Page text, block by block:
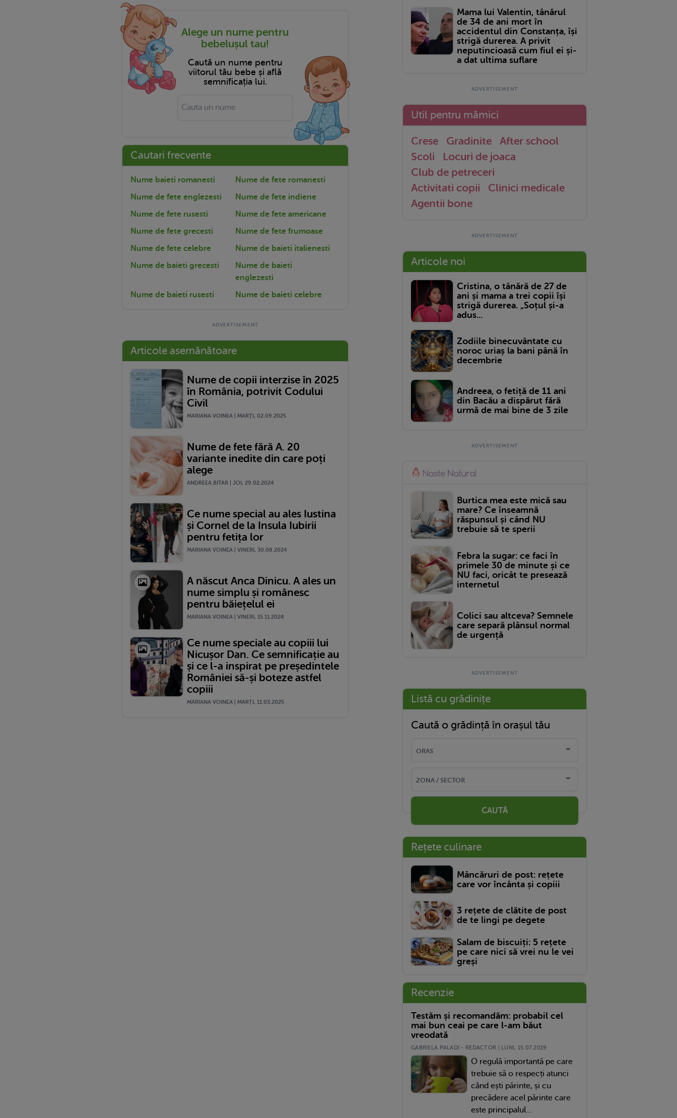
Alege un nume pentru
bebelușul tau!
Caută un nume pentru
viitorul tău bebe și află
semnificația lui.
Cautari frecvente
Nume baieti romanesti
Nume de fete romanesti
Nume de fete englezesti
Nume de fete indiene
Nume de fete rusesti
Nume de fete americane
Nume de fete grecesti
Nume de fete frumoase
Nume de fete celebre
Nume de baieti italienesti
Nume de baieti grecesti
Nume de baieti
englezesti
Nume de baieti rusesti
Nume de baieti celebre
Articole asemănătoare
Nume de copii interzise în 2025
în România, potrivit Codului
Civil
MARIANA VOINEA | MARŢI, 02.09.2025
Nume de fete fără A. 20
variante inedite din care poți
alege
ANDREEA BITAR | JOI, 29.02.2024
Ce nume special au ales Iustina
și Cornel de la Insula Iubirii
pentru fetița lor
MARIANA VOINEA | VINERI, 30.08.2024
A născut Anca Dinicu. A ales un
nume simplu și românesc
pentru băiețelul ei
MARIANA VOINEA | VINERI, 15.11.2024
Ce nume speciale au copiii lui
Nicușor Dan. Ce semnificație au
și ce l-a inspirat pe președintele
României să-și boteze astfel
copiii
MARIANA VOINEA | MARŢI, 11.03.2025
Mama lui Valentin, tânărul
de 34 de ani mort în
accidentul din Constanța, își
strigă durerea. A privit
neputincioasă cum fiul ei și-
a dat ultima suflare
Util pentru mămici
Crese Gradinite
After school
Scoli
Locuri de joaca
Club de petreceri
Activitati copii
Clinici medicale
Agentii bone
Articole noi
Cristina, o tânără de 27 de
ani și mama a trei copii își
strigă durerea. „Soțul și-a
adus...
Zodiile binecuvântate cu
noroc uriaș la bani până în
decembrie
Andreea, o fetiță de 11 ani
din Bacău a dispărut fără
urmă de mai bine de 3 zile
Burtica mea este mică sau
mare? Ce înseamnă
răspunsul și când NU
trebuie să te sperii
Febra la sugar: ce faci în
primele 30 de minute și ce
NU faci, oricât te presează
internetul
Colici sau altceva? Semnele
care separă plânsul normal
de urgență
Listă cu grădinițe
Caută o grădință în orașul tău
CAUTĂ
Rețete culinare
Mâncăruri de post: rețete
care vor încânta și copiii
3 rețete de clătite de post
de te lingi pe degete
Salam de biscuiți: 5 rețete
pe care nici să vrei nu le vei
greși
Recenzie
Testăm și recomandăm: probabil cel
mai bun ceai pe care l-am băut
vreodată
GABRIELA PALADI - REDACTOR | LUNI, 15.07.2019
O regulă importantă pe care
trebuie să o respecți atunci
când ești părinte, și cu
precădere acel părinte care
este principalul...